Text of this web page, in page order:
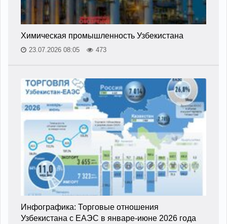
Химическая промышленность Узбекистана
23.07.2026 08:05 473
Инфографика: Торговые отношения
Узбекистана с ЕАЭС в январе-июне 2026 года